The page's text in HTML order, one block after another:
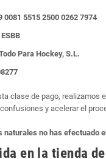
0081 5515 2500 0262 7974
Para Hockey, S.L.
clase de pago, realizamos
y acelerar el
naturales no has efectuado
en la tienda